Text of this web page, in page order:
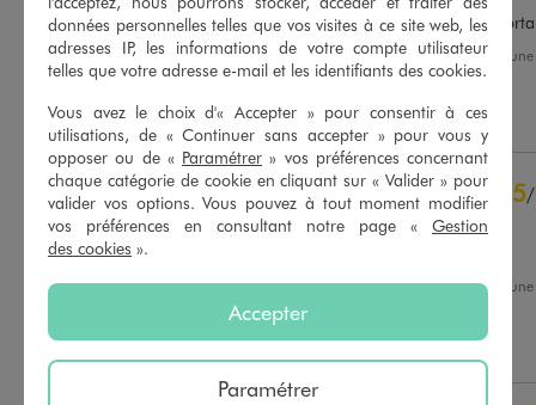
Basé sur 81 avis soumis à un
Voir tous les avis sur ce site
5étoiles
58
4étoiles
17
3étoiles
6
2étoiles
Taille très bien et très
Avis du17/07/2026 , suite à
04/07/2026 parCarine B.
Utile (0) Signaler
5/
Avis vérifié et récompensé
Avis du08/06/2026 , suite à
Utile(0) Signaler
données personnelles telles que vos visites à ce site web, les
adresses IP, les informations de votre compte utilisateur
telles que votre adresse e-mail et les identifiants des cookies.
Vous avez le choix d'« Accepter » pour consentir à ces
utilisations, de « Continuer sans accepter » pour vous y
opposer ou de « Paramétrer » vos préférences concernant
chaque catégorie de cookie en cliquant sur « Valider » pour
valider vos options. Vous pouvez à tout moment modifier
vos préférences en consultant notre page « Gestion
des cookies ».
Accepter
Paramétrer